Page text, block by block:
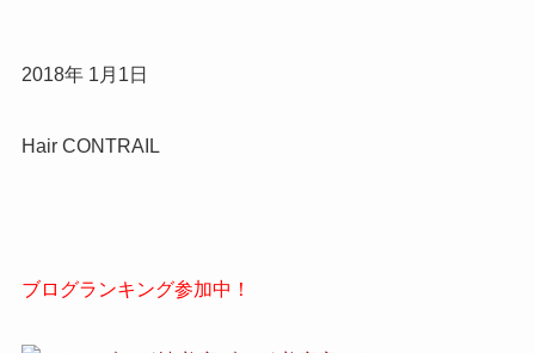
2018年 1月1日
Hair CONTRAIL
ブログランキング参加中！